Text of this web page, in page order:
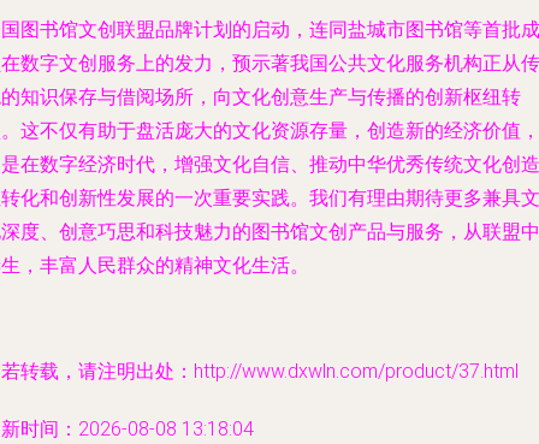
图书馆文创联盟品牌计划的启动，连同盐城市图书馆等首批成
数字文创服务上的发力，预示著我国公共文化服务机构正从传
知识保存与借阅场所，向文化创意生产与传播的创新枢纽转
这不仅有助于盘活庞大的文化资源存量，创造新的经济价值，
在数字经济时代，增强文化自信、推动中华优秀传统文化创造
化和创新性发展的一次重要实践。我们有理由期待更多兼具文
度、创意巧思和科技魅力的图书馆文创产品与服务，从联盟中
，丰富人民群众的精神文化生活。
转载，请注明出处：http://www.dxwln.com/product/37.html
时间：2026-08-08 13:18:04